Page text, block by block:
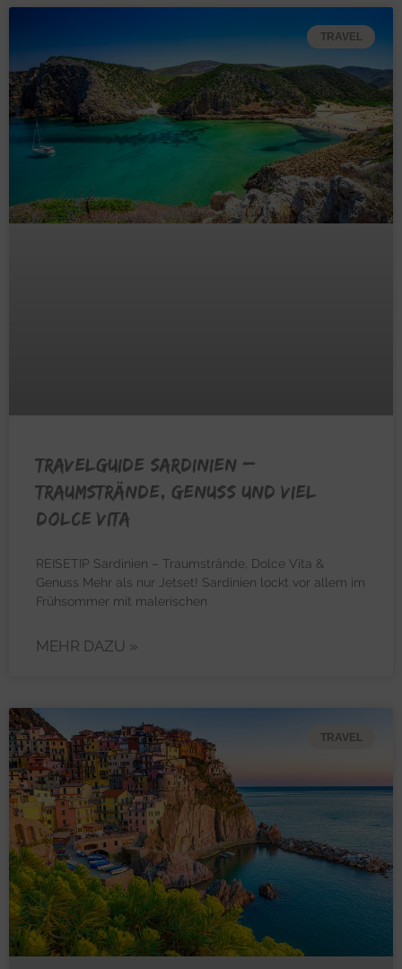
TRAVEL
TRAVELGUIDE SARDINIEN –
Traumstrände, Genuss und viel
Dolce Vita
REISETIP Sardinien – Traumstrände, Dolce Vita &
Genuss Mehr als nur Jetset! Sardinien lockt vor allem im
Frühsommer mit malerischen
MEHR DAZU »
TRAVEL